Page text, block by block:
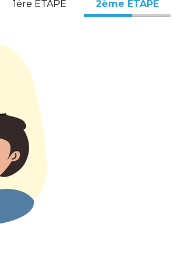
1ère ÉTAPE 2ème ÉTAPE